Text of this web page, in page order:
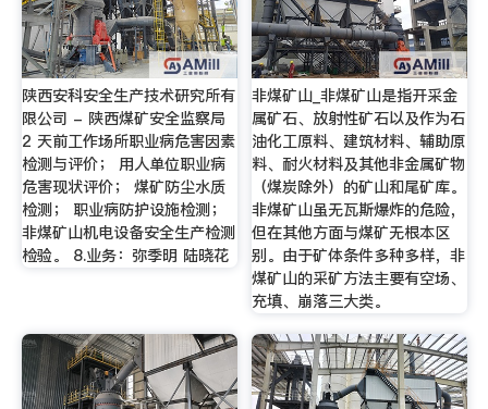
陕西安科安全生产技术研究所有
限公司 - 陕西煤矿安全监察局
2 天前工作场所职业病危害因素
检测与评价； 用人单位职业病
危害现状评价； 煤矿防尘水质
检测； 职业病防护设施检测；
非煤矿山机电设备安全生产检测
检验。 8.业务：弥季明 陆晓花
非煤矿山_非煤矿山是指开采金
属矿石、放射性矿石以及作为石
油化工原料、建筑材料、辅助原
料、耐火材料及其他非金属矿物
（煤炭除外）的矿山和尾矿库。
非煤矿山虽无瓦斯爆炸的危险，
但在其他方面与煤矿无根本区
别。由于矿体条件多种多样，非
煤矿山的采矿方法主要有空场、
充填、崩落三大类。